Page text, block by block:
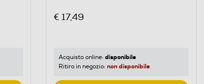
€ 17,49
Acquisto online: disponibile
Ritiro in negozio: non disponibile